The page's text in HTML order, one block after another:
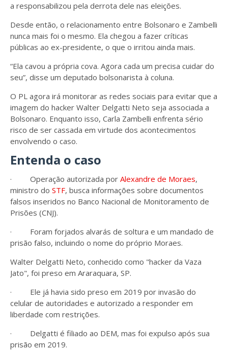
a responsabilizou pela derrota dele nas eleições.
Desde então, o relacionamento entre Bolsonaro e Zambelli
nunca mais foi o mesmo. Ela chegou a fazer críticas
públicas ao ex-presidente, o que o irritou ainda mais.
“Ela cavou a própria cova. Agora cada um precisa cuidar do
seu”, disse um deputado bolsonarista à coluna.
O PL agora irá monitorar as redes sociais para evitar que a
imagem do hacker Walter Delgatti Neto seja associada a
Bolsonaro. Enquanto isso, Carla Zambelli enfrenta sério
risco de ser cassada em virtude dos acontecimentos
envolvendo o caso.
Entenda o caso
· Operação autorizada por Alexandre de Moraes,
ministro do STF, busca informações sobre documentos
falsos inseridos no Banco Nacional de Monitoramento de
Prisões (CNJ).
· Foram forjados alvarás de soltura e um mandado de
prisão falso, incluindo o nome do próprio Moraes.
Walter Delgatti Neto, conhecido como "hacker da Vaza
Jato", foi preso em Araraquara, SP.
· Ele já havia sido preso em 2019 por invasão do
celular de autoridades e autorizado a responder em
liberdade com restrições.
· Delgatti é filiado ao DEM, mas foi expulso após sua
prisão em 2019.